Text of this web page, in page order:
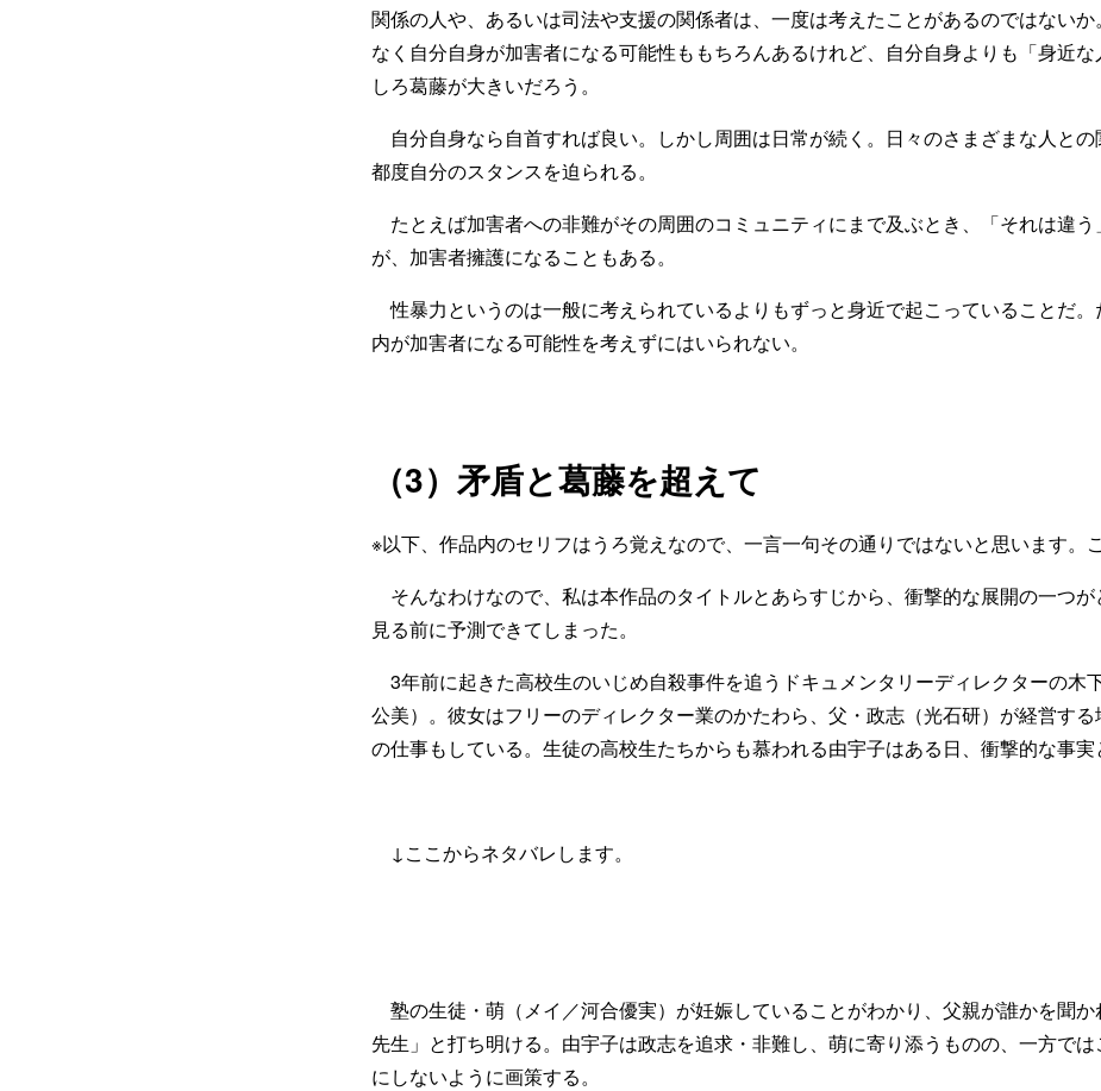
関係の人や、あるいは司法や支援の関係者は、一度は考えたことがあるのではない
なく自分自身が加害者になる可能性ももちろんあるけれど、自分自身よりも「身近
しろ葛藤が大きいだろう。
自分自身なら自首すれば良い。しかし周囲は日常が続く。日々のさまざまな人と
都度自分のスタンスを迫られる。
たとえば加害者への非難がその周囲のコミュニティにまで及ぶとき、「それは違う
が、加害者擁護になることもある。
性暴力というのは一般に考えられているよりもずっと身近で起こっていることだ
内が加害者になる可能性を考えずにはいられない。
（3）矛盾と葛藤を超えて
※以下、作品内のセリフはうろ覚えなので、一言一句その通りではないと思います。
そんなわけなので、私は本作品のタイトルとあらすじから、衝撃的な展開の一つ
見る前に予測できてしまった。
3年前に起きた高校生のいじめ自殺事件を追うドキュメンタリーディレクターの木
公美）。彼女はフリーのディレクター業のかたわら、父・政志（光石研）が経営す
の仕事もしている。生徒の高校生たちからも慕われる由宇子はある日、衝撃的な事実
↓ここからネタバレします。
塾の生徒・萌（メイ／河合優実）が妊娠していることがわかり、父親が誰かを聞
先生」と打ち明ける。由宇子は政志を追求・非難し、萌に寄り添うものの、一方で
にしないように画策する。